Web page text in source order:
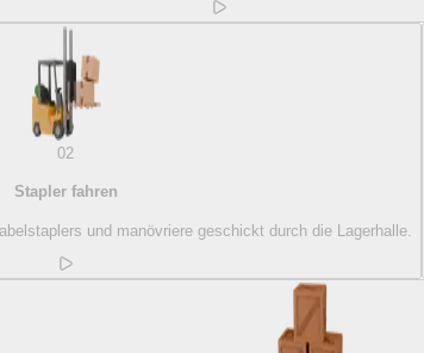
02
Stapler fahren
und manövriere geschickt durch die Lagerhalle.